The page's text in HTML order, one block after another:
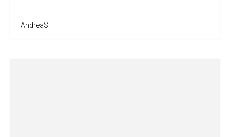
AndreaS